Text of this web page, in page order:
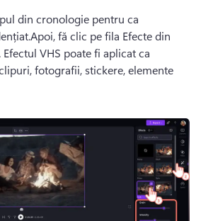
din cronologie pentru ca
. Efectul VHS poate fi aplicat ca
fotografii, stickere, elemente